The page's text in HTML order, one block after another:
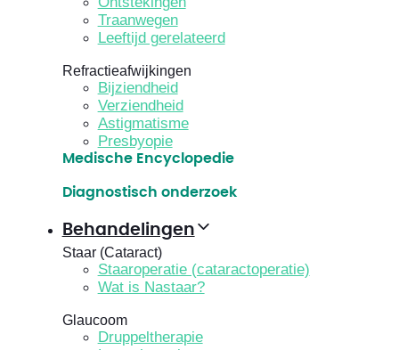
Traanwegen
Leeftijd gerelateerd
Refractieafwijkingen
Bijziendheid
Verziendheid
Astigmatisme
Presbyopie
Medische Encyclopedie
Diagnostisch onderzoek
Behandelingen
Staar (Cataract)
Staaroperatie (cataractoperatie)
Wat is Nastaar?
Glaucoom
Druppeltherapie